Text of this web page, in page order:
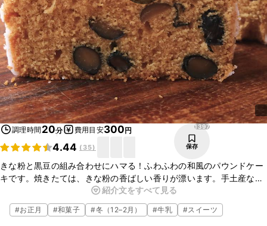
調理時間 20分 費用目安300円
4.44 ( 35)
1397
保存
きな粉と黒豆の組み合わせにハマる！ふわふわの和風のパウンドケー
キです。焼きたては、きな粉の香ばしい香りが漂います。手土産など
にもぴったりで、喜ばれること間違いなしです！簡単に出来上がるの
で、ぜひ作ってみてくださいね！
紹介文をすべて見る
#お正月 #和菓子 #冬（12–2月） #牛乳 #スイーツ